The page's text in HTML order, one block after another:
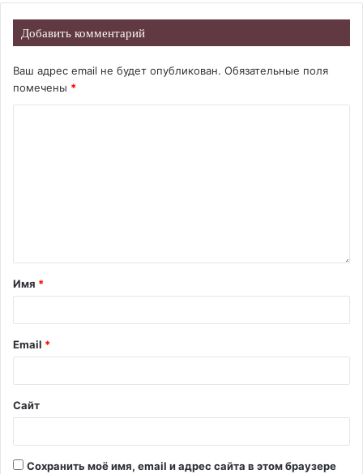
Добавить комментарий
Ваш адрес email не будет опубликован. Обязательные поля
помечены *
Имя *
Email *
Сайт
Сохранить моё имя, email и адрес сайта в этом браузере